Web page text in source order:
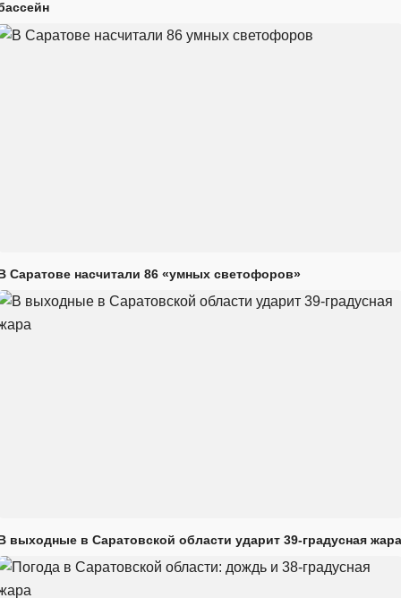
Саратове насчитали 86 «умных светофоров»
выходные в Саратовской области ударит 39-градусная жара